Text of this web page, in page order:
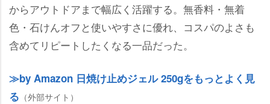
からアウトドアまで幅広く活躍する。無香料・無着
色・石けんオフと使いやすさに優れ、コスパのよさも
含めてリピートしたくなる一品だった。
by Amazon 日焼け止めジェル 250gをもっとよく見
る （外部サイト）